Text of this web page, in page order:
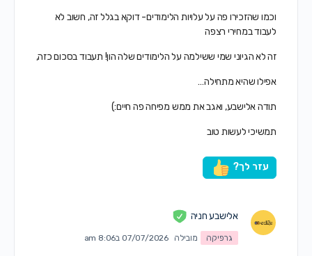
וכמו שהזכירו פה על עלויות הלימודים- דוקא בגלל זה, חשוב לא
לעבוד במחירי רצפה
זה לא הגיוני שמי ששילמה על הלימודים שלה הון! תעבוד בסכום כזה,
אפילו שהיא מתחילה…
תודה אלישבע, ואגב את ממש מפיחה פה חיים:)
תמשיכי לעשות טוב
עזר לך?
אלישבע חניה
גרפיקה מובילה 07/07/2026 ב8:06 am